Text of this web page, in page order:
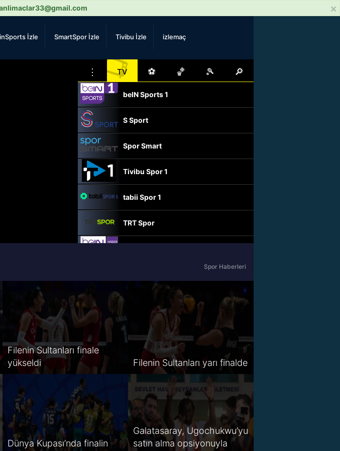
×
İzle SmartSpor İzle Tivibu İzle izlemaç
⋮ 📺
TV ⚽ 🏀 🎾 🔎
beIN Sports 1
S Sport
Spor Smart
Tivibu Spor 1
tabii Spor 1
TRT Spor
A Spor
Tivibu Spor
TV8,5
S Sport 2
Spor Smart 2
HT Spor
Spor Haberleri
Filenin Sultanları finale
yükseldi
Filenin Sultanları yarı finalde
Dünya Kupası’nda finalin
Galatasaray, Ugochukwu’yu
satın alma opsiyonuyla